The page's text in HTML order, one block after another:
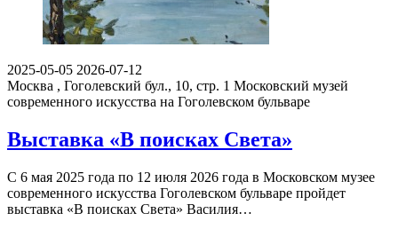
2025-05-05 2026-07-12
Москва , Гоголевский бул., 10, стр. 1 Московский музей
современного искусства на Гоголевском бульваре
Выставка «В поисках Света»
С 6 мая 2025 года по 12 июля 2026 года в Московском музее
современного искусства Гоголевском бульваре пройдет
выставка «В поисках Света» Василия…